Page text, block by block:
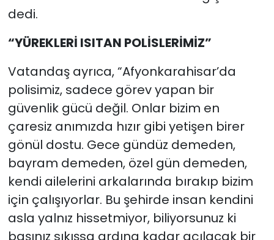
dedi.
“YÜREKLERİ ISITAN POLİSLERİMİZ”
Vatandaş ayrıca, “Afyonkarahisar’da
polisimiz, sadece görev yapan bir
güvenlik gücü değil. Onlar bizim en
çaresiz anımızda hızır gibi yetişen birer
gönül dostu. Gece gündüz demeden,
bayram demeden, özel gün demeden,
kendi ailelerini arkalarında bırakıp bizim
için çalışıyorlar. Bu şehirde insan kendini
asla yalnız hissetmiyor, biliyorsunuz ki
başınız sıkışsa ardına kadar açılacak bir